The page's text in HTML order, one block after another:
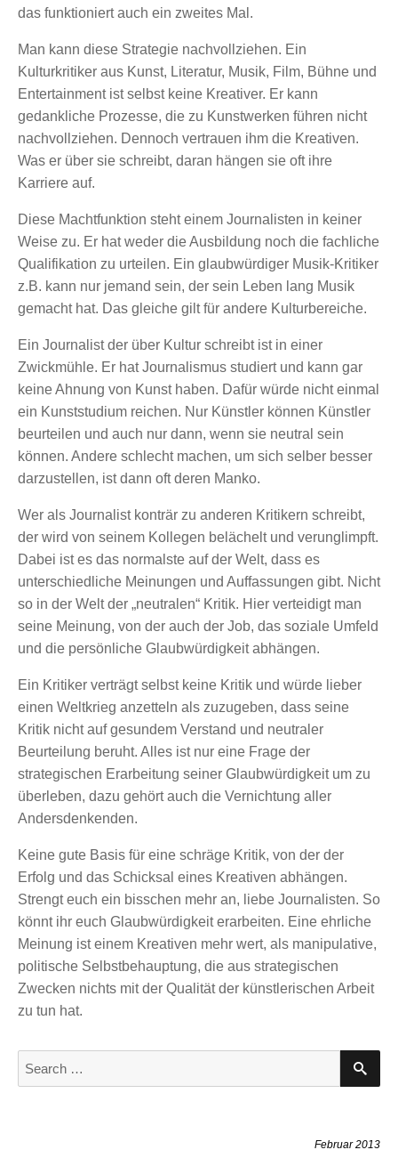
das funktioniert auch ein zweites Mal.
Man kann diese Strategie nachvollziehen. Ein
Kulturkritiker aus Kunst, Literatur, Musik, Film, Bühne und
Entertainment ist selbst keine Kreativer. Er kann
gedankliche Prozesse, die zu Kunstwerken führen nicht
nachvollziehen. Dennoch vertrauen ihm die Kreativen.
Was er über sie schreibt, daran hängen sie oft ihre
Karriere auf.
Diese Machtfunktion steht einem Journalisten in keiner
Weise zu. Er hat weder die Ausbildung noch die fachliche
Qualifikation zu urteilen. Ein glaubwürdiger Musik-Kritiker
z.B. kann nur jemand sein, der sein Leben lang Musik
gemacht hat. Das gleiche gilt für andere Kulturbereiche.
Ein Journalist der über Kultur schreibt ist in einer
Zwickmühle. Er hat Journalismus studiert und kann gar
keine Ahnung von Kunst haben. Dafür würde nicht einmal
ein Kunststudium reichen. Nur Künstler können Künstler
beurteilen und auch nur dann, wenn sie neutral sein
können. Andere schlecht machen, um sich selber besser
darzustellen, ist dann oft deren Manko.
Wer als Journalist konträr zu anderen Kritikern schreibt,
der wird von seinem Kollegen belächelt und verunglimpft.
Dabei ist es das normalste auf der Welt, dass es
unterschiedliche Meinungen und Auffassungen gibt. Nicht
so in der Welt der „neutralen“ Kritik. Hier verteidigt man
seine Meinung, von der auch der Job, das soziale Umfeld
und die persönliche Glaubwürdigkeit abhängen.
Ein Kritiker verträgt selbst keine Kritik und würde lieber
einen Weltkrieg anzetteln als zuzugeben, dass seine
Kritik nicht auf gesundem Verstand und neutraler
Beurteilung beruht. Alles ist nur eine Frage der
strategischen Erarbeitung seiner Glaubwürdigkeit um zu
überleben, dazu gehört auch die Vernichtung aller
Andersdenkenden.
Keine gute Basis für eine schräge Kritik, von der der
Erfolg und das Schicksal eines Kreativen abhängen.
Strengt euch ein bisschen mehr an, liebe Journalisten. So
könnt ihr euch Glaubwürdigkeit erarbeiten. Eine ehrliche
Meinung ist einem Kreativen mehr wert, als manipulative,
politische Selbstbehauptung, die aus strategischen
Zwecken nichts mit der Qualität der künstlerischen Arbeit
zu tun hat.
S
A
Februar 2013